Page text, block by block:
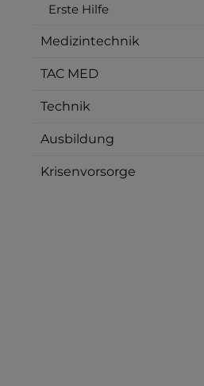
Erste Hilfe
Medizintechnik
TAC MED
Technik
Ausbildung
Krisenvorsorge